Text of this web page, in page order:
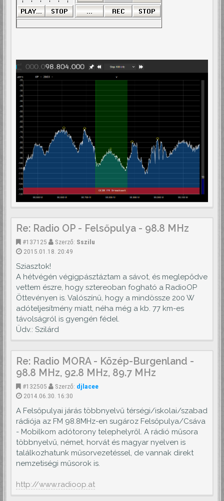
Re: Radio OP - Felsőpulya - 98.8 MHz
#137125 Szerző: Sszilu
2015.01.18. 20:49
Sziasztok!
A hétvégén végigpásztáztam a sávot, és meglepődve
vettem észre, hogy sztereoban fogható a RadioOP
Öttevényen is. Valószínű, hogy a mindössze 200 W
adóteljesítmény miatt, néha még a kb. 77 km-es
távolságról is gyengén fédel.
Üdv.: Szilárd
Re: Radio MORA - Közép-Burgenland -
98.8 MHz, 92.8 MHz, 89.7 MHz
#132505 Szerző: djlacee
2014.06.30. 16:30
A Felsőpulyai járás többnyelvű térségi/iskolai/szabad
rádiója az FM 98.8MHz-en sugároz Felsőpulya/Csáva
- Mobilkom adótorony telephelyről. A rádió műsora
többnyelvű, német, horvát és magyar nyelven is
találkozhatunk műsorvezetéssel, de vannak direkt
nemzetiségi műsorok is.
http://www.radioop.at